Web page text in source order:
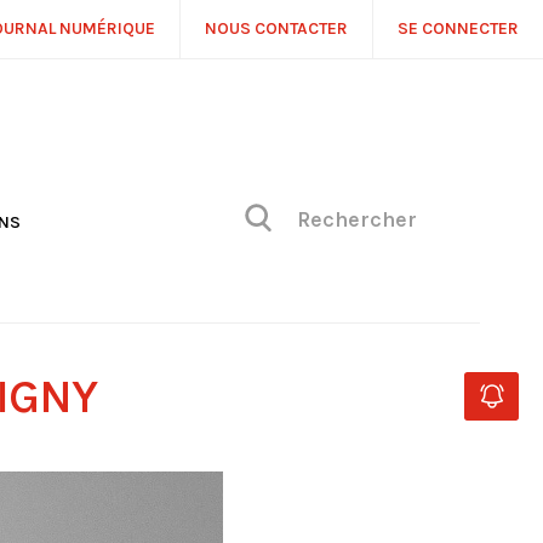
NUMÉRIQUE NOUS CONTACTER SE CONNECTER